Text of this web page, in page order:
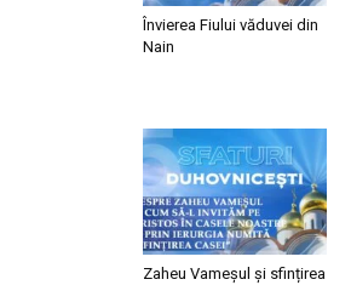
Învierea Fiului văduvei din
Nain
Zaheu Vameșul și sfințirea